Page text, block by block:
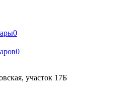
0
0
участок 17Б